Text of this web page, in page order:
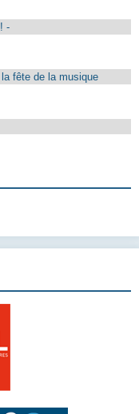
-
fête de la musique